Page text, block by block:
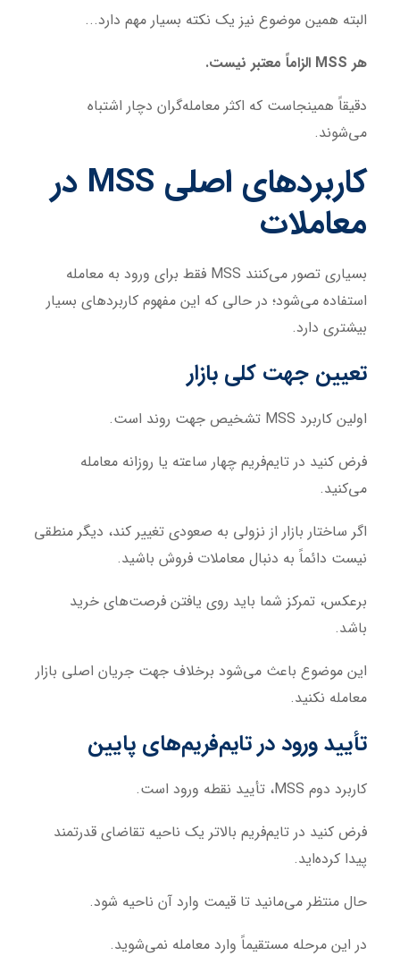
البته همین موضوع نیز یک نکته بسیار مهم دارد...
هر MSS الزاماً معتبر نیست.
دقیقاً همینجاست که اکثر معامله‌گران دچار اشتباه
می‌شوند.
کاربردهای اصلی MSS در
معاملات
بسیاری تصور می‌کنند MSS فقط برای ورود به معامله
استفاده می‌شود؛ در حالی که این مفهوم کاربردهای بسیار
بیشتری دارد.
تعیین جهت کلی بازار
اولین کاربرد MSS تشخیص جهت روند است.
فرض کنید در تایم‌فریم چهار ساعته یا روزانه معامله
می‌کنید.
اگر ساختار بازار از نزولی به صعودی تغییر کند، دیگر منطقی
نیست دائماً به دنبال معاملات فروش باشید.
برعکس، تمرکز شما باید روی یافتن فرصت‌های خرید
باشد.
این موضوع باعث می‌شود برخلاف جهت جریان اصلی بازار
معامله نکنید.
تأیید ورود در تایم‌فریم‌های پایین
کاربرد دوم MSS، تأیید نقطه ورود است.
فرض کنید در تایم‌فریم بالاتر یک ناحیه تقاضای قدرتمند
پیدا کرده‌اید.
حال منتظر می‌مانید تا قیمت وارد آن ناحیه شود.
در این مرحله مستقیماً وارد معامله نمی‌شوید.